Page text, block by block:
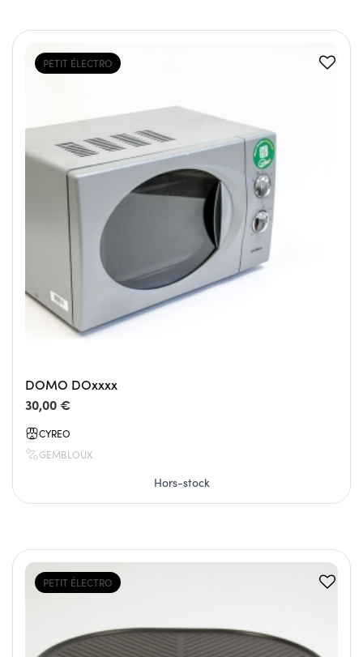
PETIT ÉLECTRO
DOMO DOxxxx
30,00 €
CYREO
GEMBLOUX
Hors-stock
PETIT ÉLECTRO